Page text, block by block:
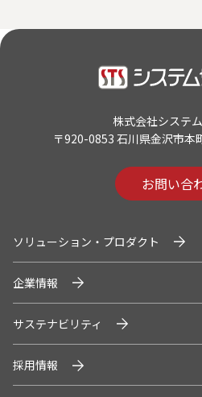
U.S. FrontLine
情報セキュリティ基本方針
個人情報保護方針
反社会的勢力に対する基本方針
特定個人情報等の適正な取り扱い
株式会社システ
〒920-0853 石川県金沢市本
お問い合
ソリューション・プロダクト
企業情報
サステナビリティ
採用情報